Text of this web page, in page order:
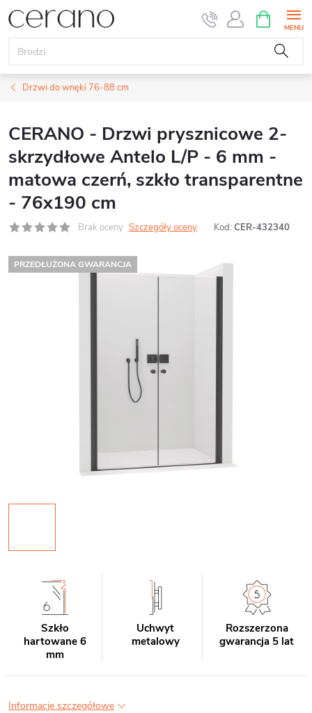
Przejść
do
treści
KOSZYK
Drzwi do wnęki 76-88 cm
CERANO - Drzwi prysznicowe 2-
skrzydłowe Antelo L/P - 6 mm -
matowa czerń, szkło transparentne
- 76x190 cm
Brak oceny Szczegóły oceny Kod: CER-432340
PRZEDŁUŻONA GWARANCJA
Szkło
hartowane 6
mm
Uchwyt
metalowy
Rozszerzona
gwarancja 5 lat
Informacje szczegółowe